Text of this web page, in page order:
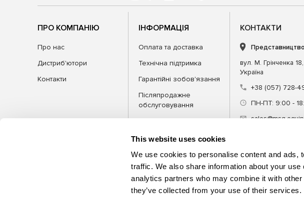
This website uses cookies
We use cookies to personalise content and ads,
traffic. We also share information about your
analytics partners who may combine it with
they’ve collected from your use of their services.
ПРО КОМПАНІЮ
Про нас
Дистриб'ютори
Контакти
ІНФОРМАЦІЯ
Оплата та доставка
Технічна підтримка
Гарантійні зобов'язання
Післяпродажне
обслуговування
FAQ
Блог
КОНТАКТИ
вул. М. Грінченка
Україна
+38 (057) 728-
ПН-ПТ: 9:00 -
Обладнання